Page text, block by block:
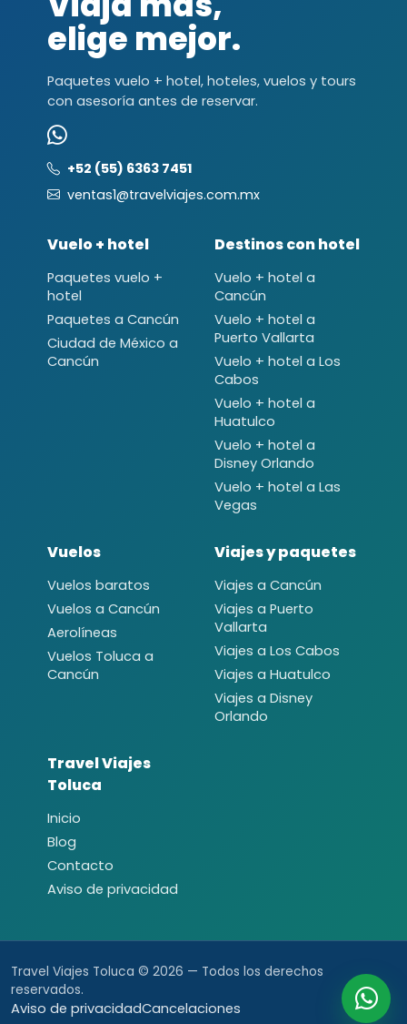
elige mejor.
Paquetes vuelo + hotel, hoteles, vuelos y tours
con asesoría antes de reservar.
+52 (55) 6363 7451
ventas1@travelviajes.com.mx
Vuelo + hotel
Paquetes vuelo +
hotel
Paquetes a Cancún
Ciudad de México a
Cancún
Destinos con hotel
Vuelo + hotel a
Cancún
Vuelo + hotel a
Puerto Vallarta
Vuelo + hotel a Los
Cabos
Vuelo + hotel a
Huatulco
Vuelo + hotel a
Disney Orlando
Vuelo + hotel a Las
Vegas
Vuelos
Vuelos baratos
Vuelos a Cancún
Aerolíneas
Vuelos Toluca a
Cancún
Viajes y paquetes
Viajes a Cancún
Viajes a Puerto
Vallarta
Viajes a Los Cabos
Viajes a Huatulco
Viajes a Disney
Orlando
Travel Viajes
Toluca
Inicio
Blog
Contacto
Aviso de privacidad
Travel Viajes Toluca © 2026 — Todos los derechos
reservados.
Aviso de privacidadCancelaciones